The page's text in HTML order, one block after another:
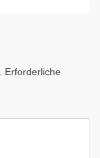
Erforderliche